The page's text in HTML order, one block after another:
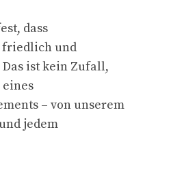
dass
friedlich und
ist kein Zufall,
eines
– von unserem
jedem